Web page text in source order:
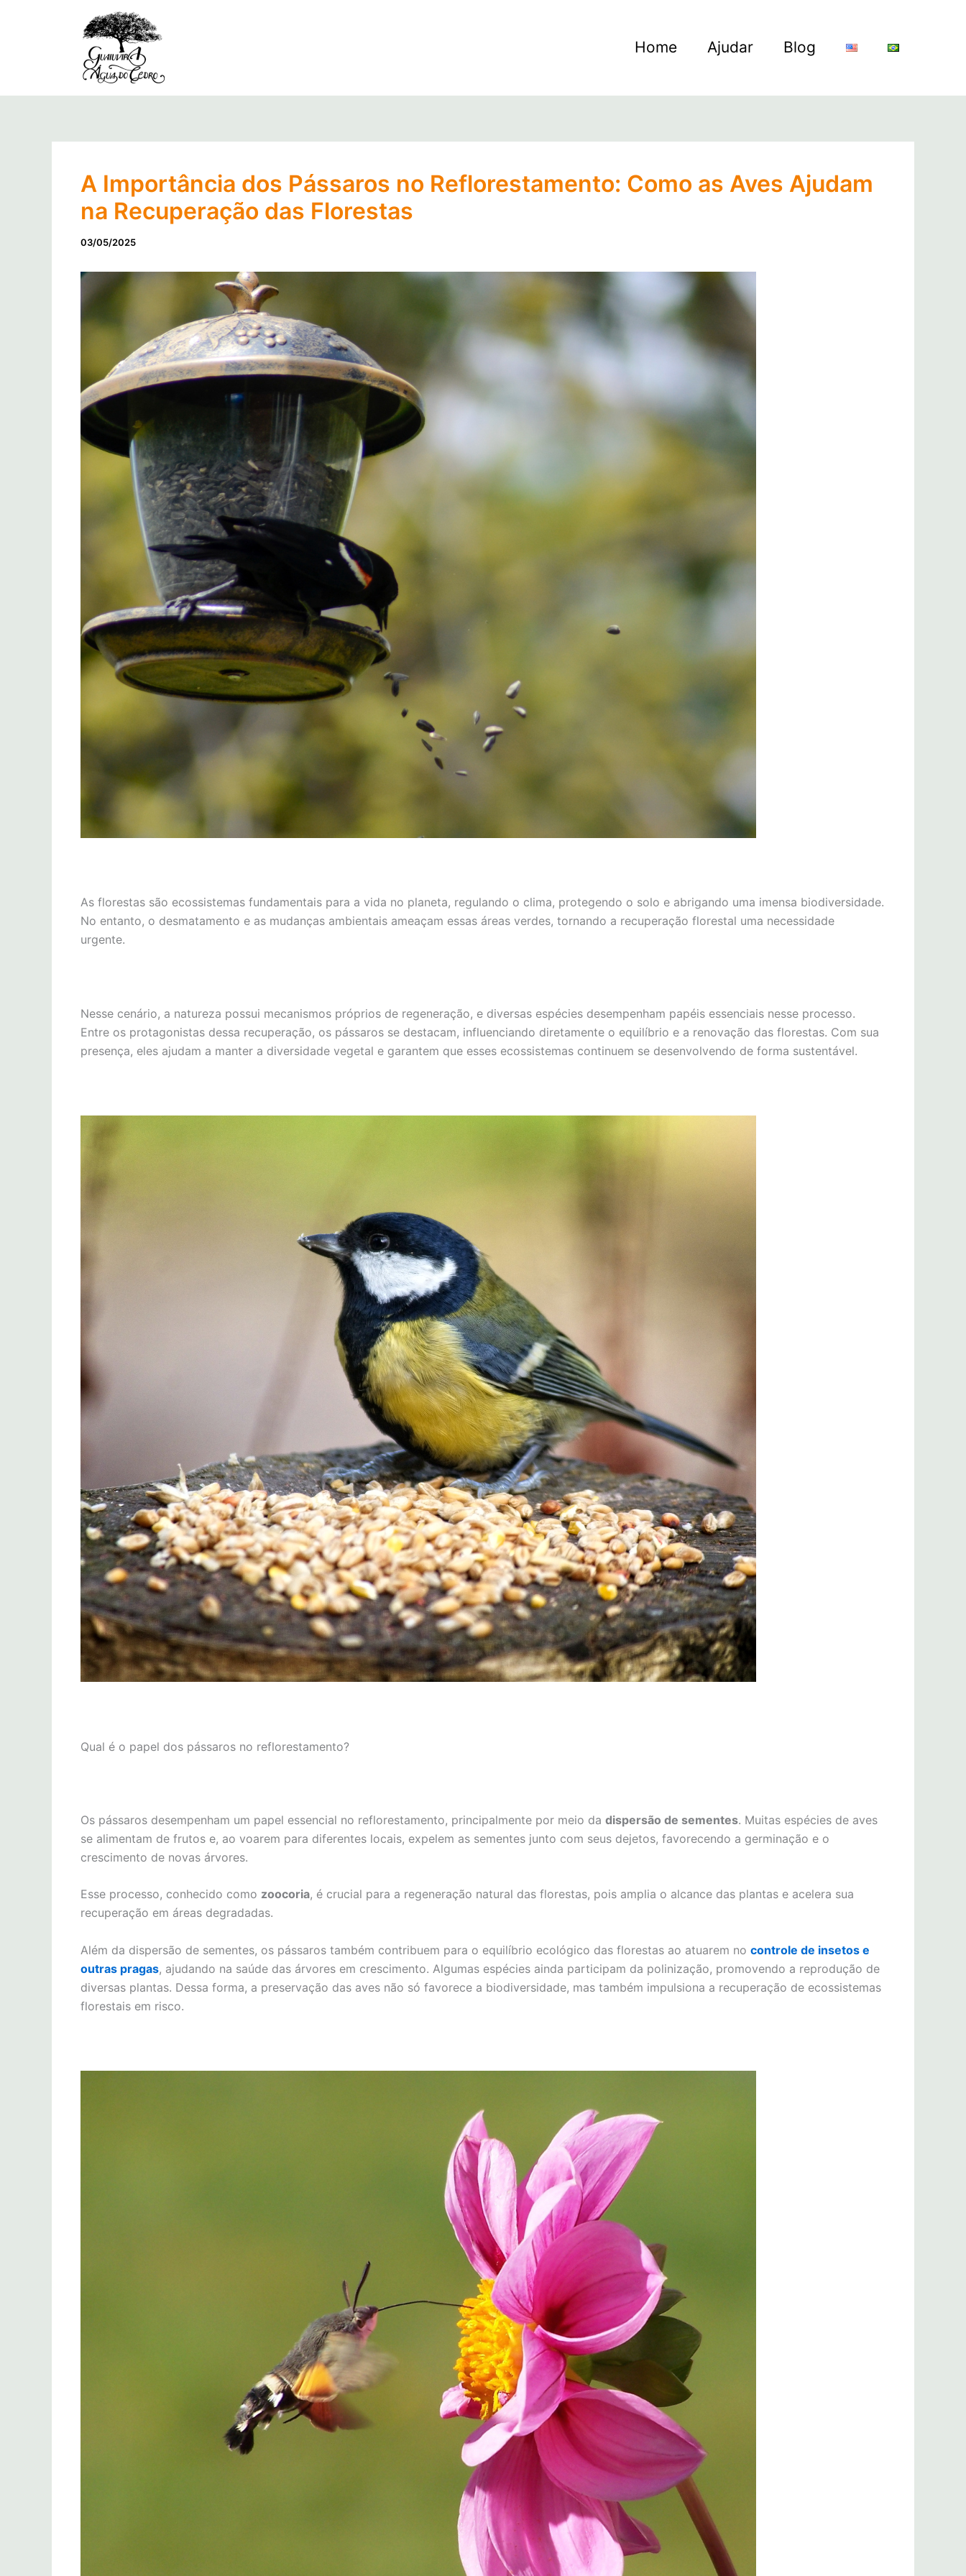
Home Ajudar Blog
A Importância dos Pássaros no Reflorestamento: Como as Aves Ajudam
na Recuperação das Florestas
03/05/2025
As florestas são ecossistemas fundamentais para a vida no planeta, regulando o clima, protegendo o solo e abrigando uma imensa biodiversidade.
No entanto, o desmatamento e as mudanças ambientais ameaçam essas áreas verdes, tornando a recuperação florestal uma necessidade
urgente.
Nesse cenário, a natureza possui mecanismos próprios de regeneração, e diversas espécies desempenham papéis essenciais nesse processo.
Entre os protagonistas dessa recuperação, os pássaros se destacam, influenciando diretamente o equilíbrio e a renovação das florestas. Com sua
presença, eles ajudam a manter a diversidade vegetal e garantem que esses ecossistemas continuem se desenvolvendo de forma sustentável.
Qual é o papel dos pássaros no reflorestamento?
Os pássaros desempenham um papel essencial no reflorestamento, principalmente por meio da dispersão de sementes. Muitas espécies de aves
se alimentam de frutos e, ao voarem para diferentes locais, expelem as sementes junto com seus dejetos, favorecendo a germinação e o
crescimento de novas árvores.
Esse processo, conhecido como zoocoria, é crucial para a regeneração natural das florestas, pois amplia o alcance das plantas e acelera sua
recuperação em áreas degradadas.
Além da dispersão de sementes, os pássaros também contribuem para o equilíbrio ecológico das florestas ao atuarem no controle de insetos e
outras pragas, ajudando na saúde das árvores em crescimento. Algumas espécies ainda participam da polinização, promovendo a reprodução de
diversas plantas. Dessa forma, a preservação das aves não só favorece a biodiversidade, mas também impulsiona a recuperação de ecossistemas
florestais em risco.